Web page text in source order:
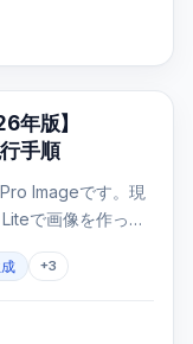
年版】
手順
Imageです。現
で画像を作った
+3